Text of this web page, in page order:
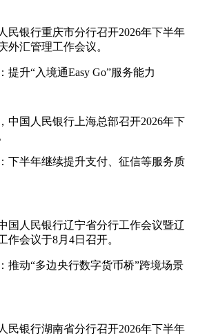
民银行重庆市分行召开2026年下半年
外汇管理工作会议。
提升“入境通Easy Go”服务能力
中国人民银行上海总部召开2026年下
下半年继续提升支付、征信等服务质
国人民银行辽宁省分行工作会议暨辽
作会议于8月4日召开。
推动“多边央行数字货币桥”跨境场景
民银行湖南省分行召开2026年下半年